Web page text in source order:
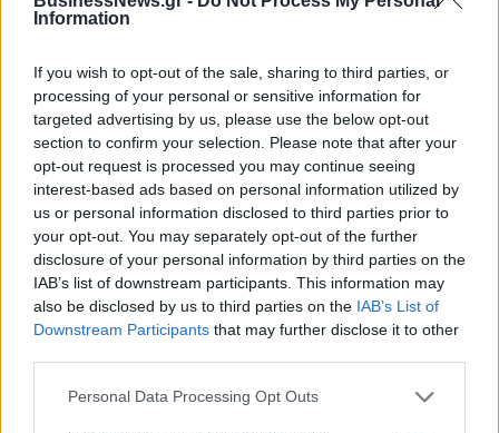
Information
If you wish to opt-out of the sale, sharing to third parties, or
processing of your personal or sensitive information for
targeted advertising by us, please use the below opt-out
section to confirm your selection. Please note that after your
opt-out request is processed you may continue seeing
interest-based ads based on personal information utilized by
us or personal information disclosed to third parties prior to
your opt-out. You may separately opt-out of the further
disclosure of your personal information by third parties on the
IAB’s list of downstream participants. This information may
also be disclosed by us to third parties on the IAB’s List of
Downstream Participants that may further disclose it to other
Personal Data Processing Opt Outs
Γεραπετρίτης: Άξια
υπουργός η Μενδώνη,
έργο της
23/02/2021 - 13:46
Άδ. Γεωργιάδης:
ΣΥΡΙΖΑ
24/02/2021 - 11:08